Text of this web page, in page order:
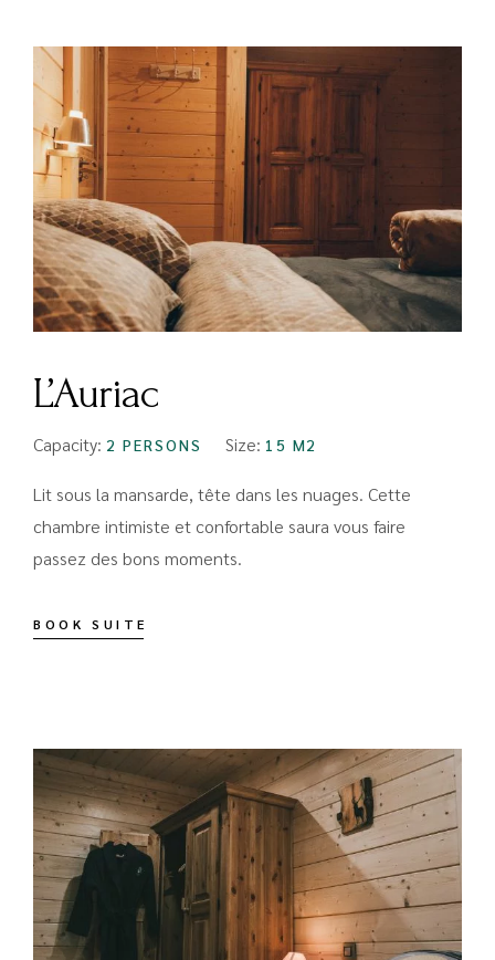
L’Auriac
Capacity: 2 PERSONS Size: 15 M2
Lit sous la mansarde, tête dans les nuages. Cette
chambre intimiste et confortable saura vous faire
passez des bons moments.
BOOK SUITE